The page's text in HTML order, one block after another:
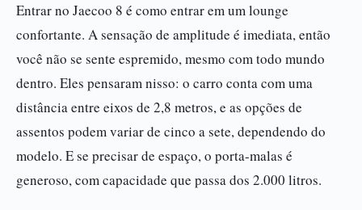
Entrar no Jaecoo 8 é como entrar em um lounge
confortante. A sensação de amplitude é imediata, então
você não se sente espremido, mesmo com todo mundo
dentro. Eles pensaram nisso: o carro conta com uma
distância entre eixos de 2,8 metros, e as opções de
assentos podem variar de cinco a sete, dependendo do
modelo. E se precisar de espaço, o porta-malas é
generoso, com capacidade que passa dos 2.000 litros.